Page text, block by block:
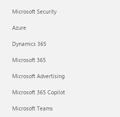
Microsoft Security
Azure
Dynamics 365
Microsoft 365
Microsoft Advertising
Microsoft 365 Copilot
Microsoft Teams